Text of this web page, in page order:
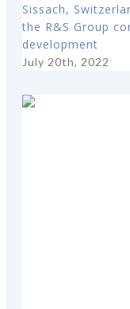
Sissach,
the R&S Group
development
July 20th, 2022